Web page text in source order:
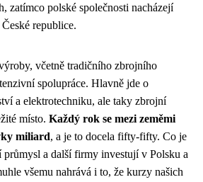
zatímco polské společnosti nacházejí
republice.
včetně tradičního zbrojního
spolupráce. Hlavně jde o
a elektrotechniku, ale taky zbrojní
místo. Každý rok se mezi zeměmi
miliard, a je to docela fifty-fifty. Co je
průmysl a další firmy investují v Polsku a
všemu nahrává i to, že kurzy našich